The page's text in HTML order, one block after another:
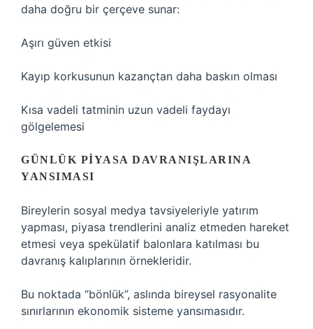
daha doğru bir çerçeve sunar:
Aşırı güven etkisi
Kayıp korkusunun kazançtan daha baskın olması
Kısa vadeli tatminin uzun vadeli faydayı
gölgelemesi
GÜNLÜK PIYASA DAVRANIŞLARINA
YANSIMASI
Bireylerin sosyal medya tavsiyeleriyle yatırım
yapması, piyasa trendlerini analiz etmeden hareket
etmesi veya spekülatif balonlara katılması bu
davranış kalıplarının örnekleridir.
Bu noktada “bönlük”, aslında bireysel rasyonalite
sınırlarının ekonomik sisteme yansımasıdır.